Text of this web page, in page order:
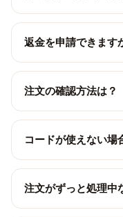
返金を申請できます
注文の確認方法は？
コードが使えない場
注文がずっと処理中